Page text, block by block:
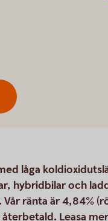
låga
hybridbilar och
ränta är 4,84%
Leasa